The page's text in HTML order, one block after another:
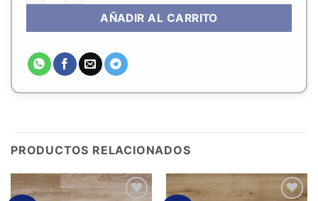
AÑADIR AL CARRITO
PRODUCTOS RELACIONADOS